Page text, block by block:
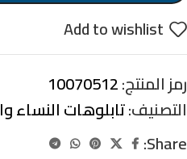
Add to wishlist
رمز المنتج:10070512
التصنيف:تابلوهات النساء
Share: